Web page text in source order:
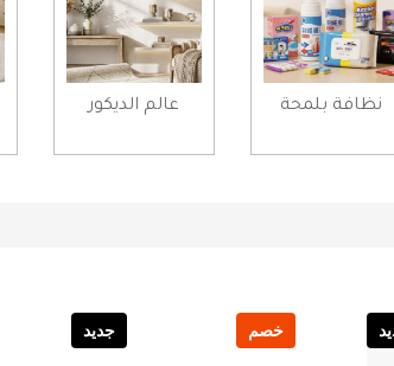
نظافة بلمحة عالم الديكور
خصم جديد